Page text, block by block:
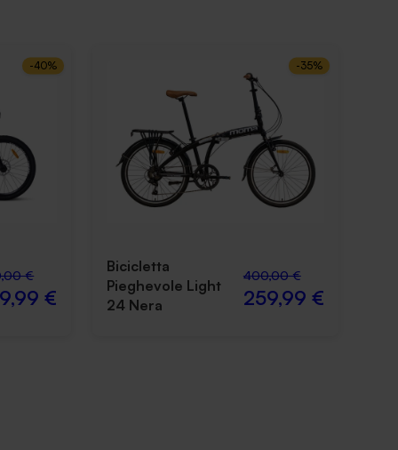
-40%
€
€
-35%
Bicicletta
Pieghevole Light
24 Nera
400,00 €
259,99 €